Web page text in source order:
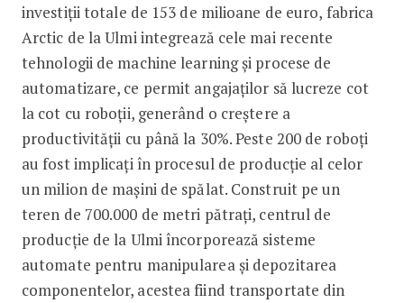
investiții totale de 153 de milioane de euro, fabrica
Arctic de la Ulmi integrează cele mai recente
tehnologii de machine learning și procese de
automatizare, ce permit angajaților să lucreze cot
la cot cu roboții, generând o creștere a
productivității cu până la 30%. Peste 200 de roboți
au fost implicați în procesul de producție al celor
un milion de mașini de spălat. Construit pe un
teren de 700.000 de metri pătrați, centrul de
producție de la Ulmi încorporează sisteme
automate pentru manipularea și depozitarea
componentelor, acestea fiind transportate din